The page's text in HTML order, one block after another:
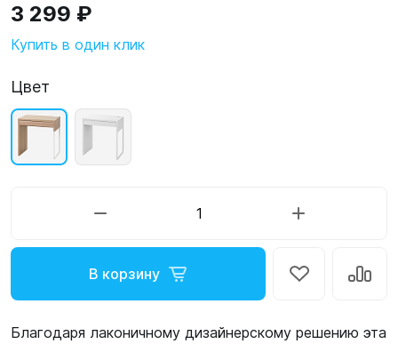
3 299 ₽
Купить в один клик
Цвет
В корзину
Благодаря лаконичному дизайнерскому решению эта